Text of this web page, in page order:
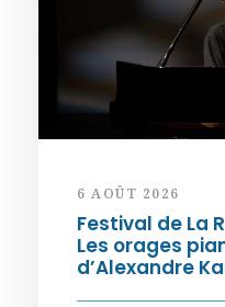
6 AOÛT 2026
Festival de La
Les orages
d’Alexandre